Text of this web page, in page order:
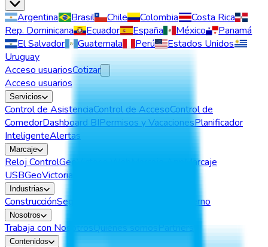
Argentina Brasil Chile Colombia
Costa Rica
Rep. Dominicana
Ecuador España México
Panamá
El Salvador
Guatemala Perú
Estados Unidos
Uruguay
Acceso usuariosCotizar
Acceso usuarios
Servicios
Control de AsistenciaControl de AccesoControl de
ComedorDashboard BIPermisos y VacacionesPlanificador
InteligenteAlertas
Marcaje
Reloj ControlGeoVictoria Web
Marcaje
USBGeoVictoria Call
Industrias
ConstrucciónSeguridad Gobierno
Nosotros
Trabaja con NosotrosQuiénes somos
Contenidos